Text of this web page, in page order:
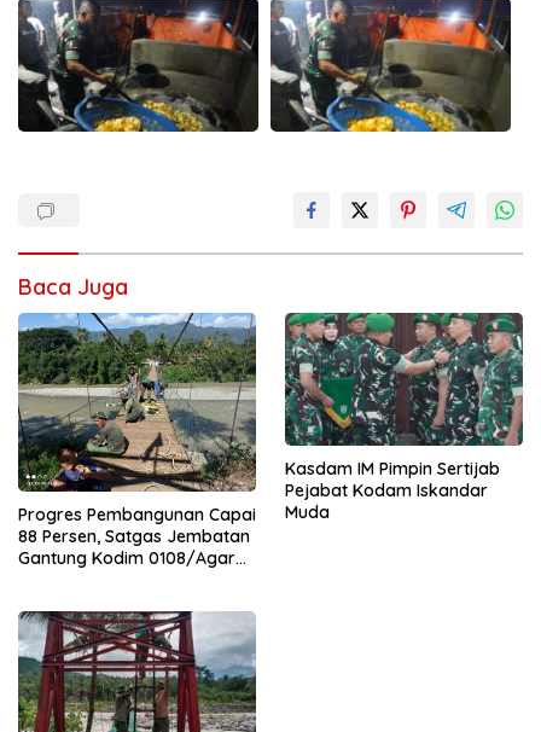
Baca Juga
Progres Pembangunan Capai
88 Persen, Satgas Jembatan
Gantung Kodim 0108/Agara
Kasdam IM Pimpin Sertijab
Pejabat Kodam Iskandar
Muda